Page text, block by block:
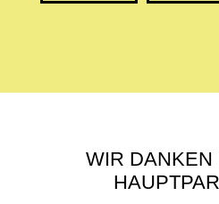
WIR DANKEN